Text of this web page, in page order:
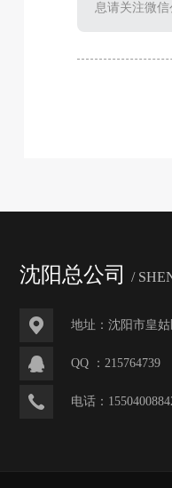
息请关注微信
沈阳总公司 /
地址：沈阳市皇
QQ ： 215764739
电话：